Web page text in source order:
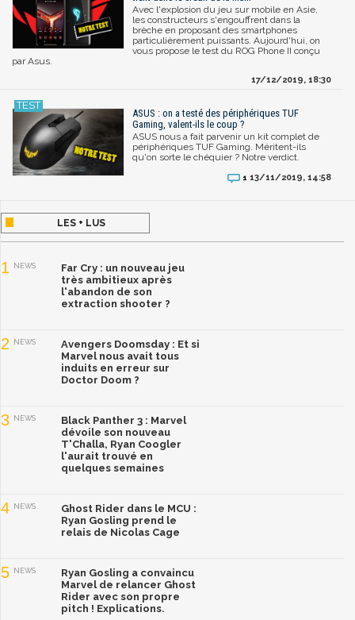
Avec l'explosion du jeu sur mobile en Asie,
les constructeurs s'engouffrent dans la
brèche en proposant des smartphones
particulièrement puissants. Aujourd'hui, on
vous propose le test du ROG Phone II conçu
par Asus.
17/12/2019, 18:30
ASUS : on a testé des périphériques TUF
Gaming, valent-ils le coup ?
ASUS nous a fait parvenir un kit complet de
périphériques TUF Gaming. Méritent-ils
qu'on sorte le chéquier ? Notre verdict.
1 13/11/2019, 14:58
LES + LUS
1 NEWS
Far Cry : un nouveau jeu
très ambitieux après
l'abandon de son
extraction shooter ?
2 NEWS
Avengers Doomsday : Et si
Marvel nous avait tous
induits en erreur sur
Doctor Doom ?
3 NEWS
Black Panther 3 : Marvel
dévoile son nouveau
T'Challa, Ryan Coogler
l'aurait trouvé en
quelques semaines
4 NEWS
Ghost Rider dans le MCU :
Ryan Gosling prend le
relais de Nicolas Cage
5 NEWS
Ryan Gosling a convaincu
Marvel de relancer Ghost
Rider avec son propre
pitch ! Explications.